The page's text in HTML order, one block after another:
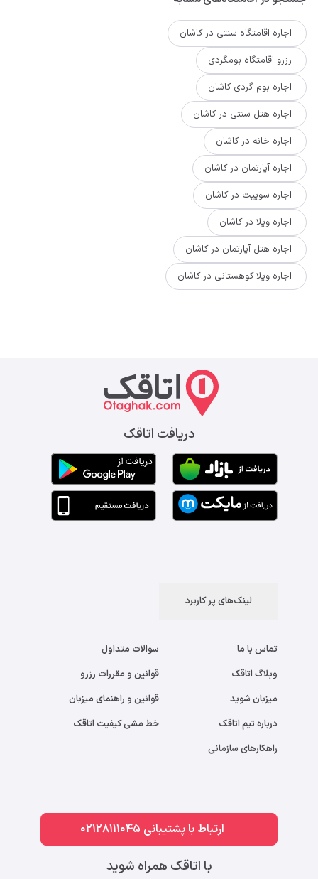
اجاره اقامتگاه سنتی در کاشان
رزرو اقامتگاه بومگردی
اجاره بوم گردی کاشان
اجاره هتل سنتی در کاشان
اجاره خانه در کاشان
اجاره آپارتمان در کاشان
اجاره سوییت در کاشان
اجاره ویلا در کاشان
اجاره هتل آپارتمان در کاشان
اجاره ویلا کوهستانی در کاشان
دریافت اتاقک
لینک‌های پر کاربرد
تماس با ما
وبلاگ اتاقک
میزبان شوید
درباره تیم اتاقک
راهکارهای سازمانی
سوالات متداول
قوانین و مقررات رزرو
قوانین و راهنمای میزبان
خط مشی کیفیت اتاقک
ارتباط با پشتیبانی 02128111045
با اتاقک همراه شوید